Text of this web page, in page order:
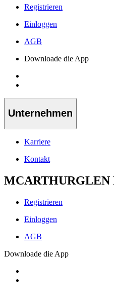
Registrieren
Einloggen
AGB
Downloade die App
Unternehmen
Karriere
Kontakt
Registrieren
Einloggen
AGB
Downloade die App